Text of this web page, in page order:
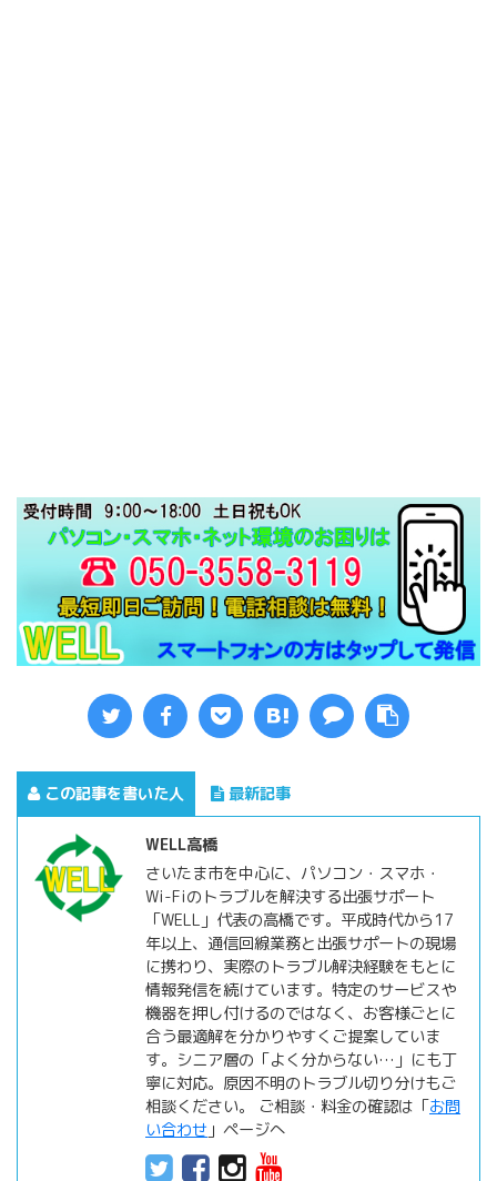
この記事を書いた人 最新記事
WELL高橋
さいたま市を中心に、パソコン・スマホ・
Wi-Fiのトラブルを解決する出張サポート
「WELL」代表の高橋です。平成時代から17
年以上、通信回線業務と出張サポートの現場
に携わり、実際のトラブル解決経験をもとに
情報発信を続けています。特定のサービスや
機器を押し付けるのではなく、お客様ごとに
合う最適解を分かりやすくご提案していま
す。シニア層の「よく分からない…」にも丁
寧に対応。原因不明のトラブル切り分けもご
相談ください。 ご相談・料金の確認は「お問
い合わせ 」ページへ